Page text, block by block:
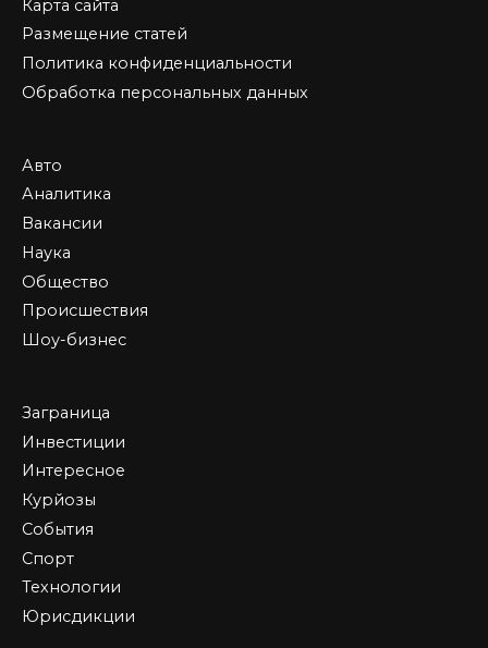
Карта сайта
Размещение статей
Политика конфиденциальности
Обработка персональных данных
Авто
Аналитика
Вакансии
Наука
Общество
Происшествия
Шоу-бизнес
Заграница
Инвестиции
Интересное
Курйозы
События
Спорт
Технологии
Юрисдикции